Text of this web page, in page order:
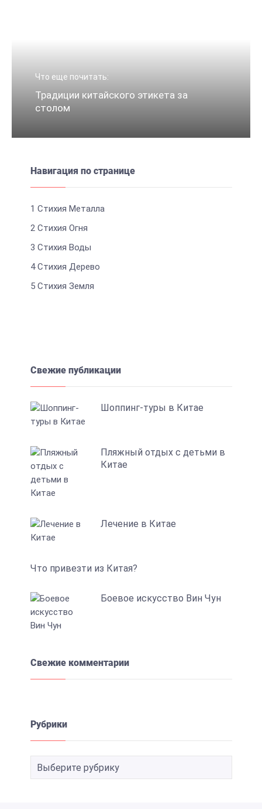
Что еще почитать:
Традиции китайского этикета за
столом
Навигация по странице
1 Стихия Металла
2Стихия Огня
3 Стихия Воды
4Стихия Дерево
5Стихия Земля
Свежие публикации
Шоппинг-туры в Китае
Пляжный отдых с детьми в
Китае
Лечение в Китае
Что привезти из Китая?
Боевое искусство Вин Чун
Свежие комментарии
Рубрики